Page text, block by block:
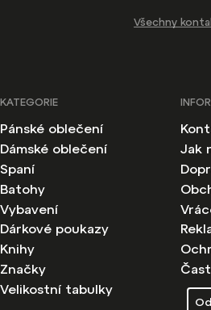
Všechny
KATEGORIE
Pánské oblečení
Dámské oblečení
Spaní
Batohy
Vybavení
Dárkové poukazy
Knihy
Značky
Velikostní tabulky
Jak